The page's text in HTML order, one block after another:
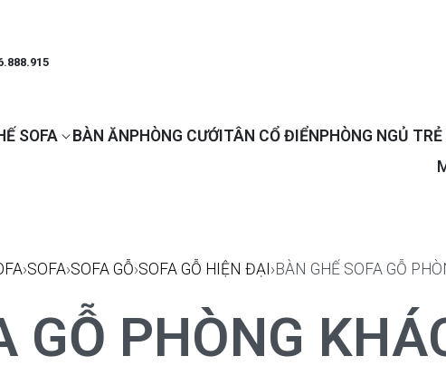
SOFA BÀN ĂN PHÒNG CƯỚI TÂN CỔ ĐIỂN PHÒNG NGỦ TRẺ
›SOFA›SOFA GỖ›SOFA GỖ HIỆN ĐẠI›BÀN GHẾ SOFA GỖ
GỖ PHÒNG